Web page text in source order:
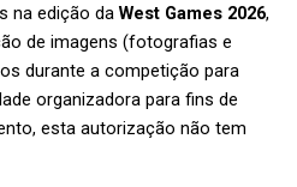
na edição da West Games 2026,
de imagens (fotografias e
durante a competição para
organizadora para fins de
esta autorização não tem